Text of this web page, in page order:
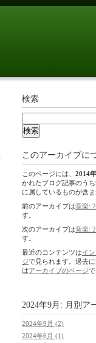
検索
このアーカイブに
このページには、 2014
かれたブログ記事のうち
に属しているものが含ま
前のアーカイブは音楽:
す。
次のアーカイブは音楽:
す。
最近のコンテンツはイ
ジで見られます。過去
はアーカイブのページで
2024年9月: 月別ア
2024年9月 (2)
2024年6月 (1)